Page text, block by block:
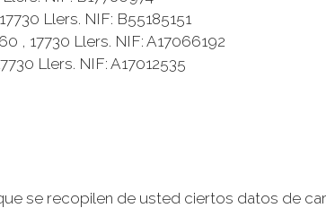
Llers. NIF: B55185151
, 17730 Llers. NIF: A17066192
Llers. NIF: A17012535
se recopilen de usted ciertos datos de